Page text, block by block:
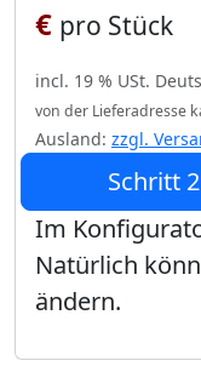
€ pro Stück
incl. 19 % USt.
von der Lieferadresse
Ausland: zzgl.
Schritt
Im
Natürlich
ändern.